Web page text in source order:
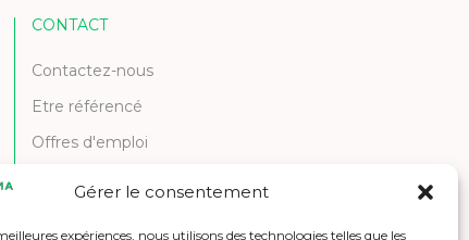
Gérer le consentement
expériences, nous utilisons des technologies telles que les
CONTACT
Contactez-nous
Etre référencé
Offres d'emploi